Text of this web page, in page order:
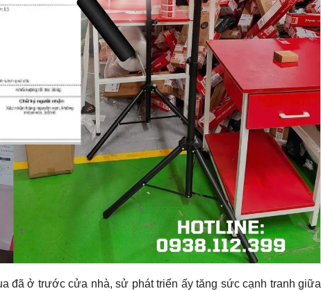
đã ở trước cửa nhà, sử phát triển ấy tăng sức cạnh tranh giữa